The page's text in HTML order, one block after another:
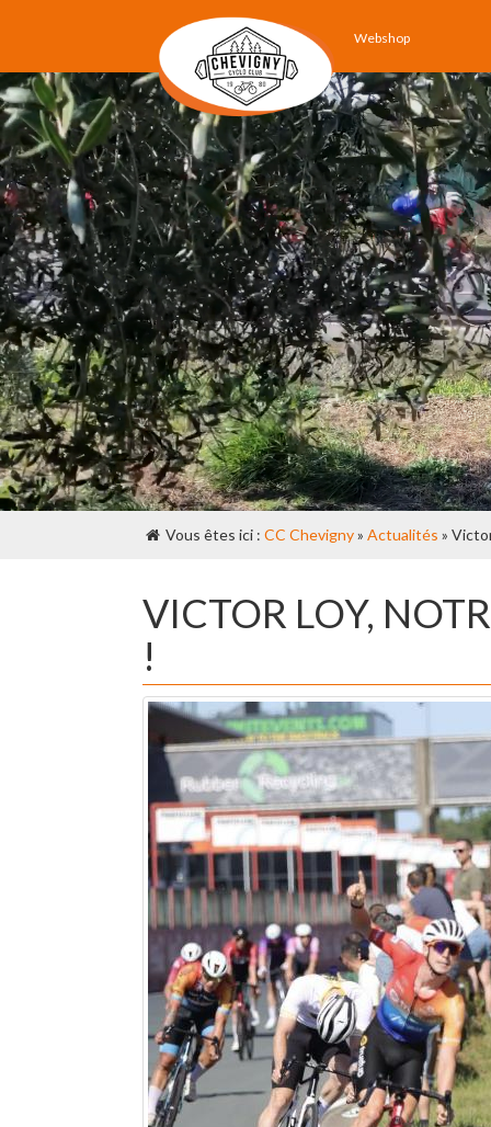
Webshop
Vous êtes ici : CC Chevigny» Actualités »
VICTOR LOY,
!